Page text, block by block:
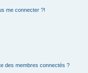
me connecter ?!
des membres connectés ?